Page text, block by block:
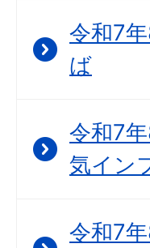
令和7
ば
令和7
気イン
令和7